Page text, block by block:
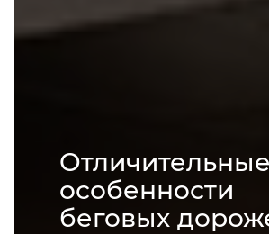
Отличительные
особенности
беговых